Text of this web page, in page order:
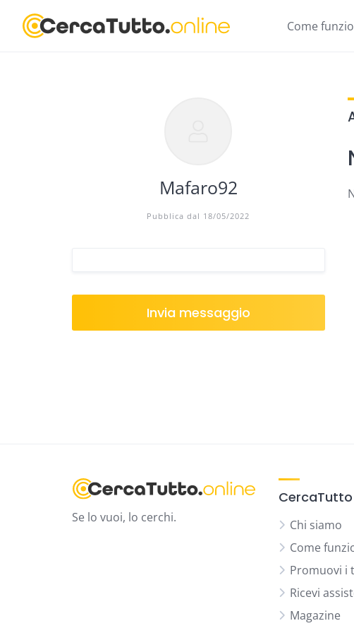
content
Come
Mafaro92
Pubblica dal 18/05/2022
Invia messaggio
Se lo vuoi, lo cerchi.
CercaTutto
Chi siamo
Come
Promuovi i
Ricevi
Magazine